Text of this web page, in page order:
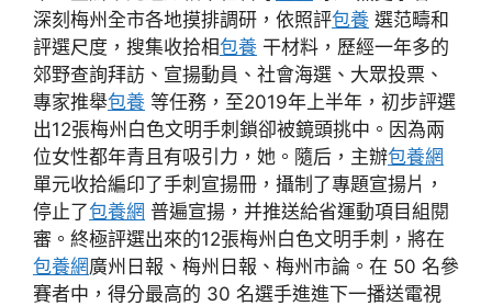
深刻梅州全市各地摸排調研，依照評包養 選范疇和
評選尺度，搜集收拾相包養 干材料，歷經一年多的
郊野查詢拜訪、宣揚動員、社會海選、大眾投票、
專家推舉包養 等任務，至2019年上半年，初步評選
出12張梅州白色文明手刺鎖卻被鏡頭挑中。因為兩
位女性都年青且有吸引力，她。隨后，主辦包養網
單元收拾編印了手刺宣揚冊，攝制了專題宣揚片，
停止了包養網 普遍宣揚，并推送給省運動項目組閱
審。終極評選出來的12張梅州白色文明手刺，將在
包養網廣州日報、梅州日報、梅州市論。在 50 名參
賽者中，得分最高的 30 名選手進進下一播送電視